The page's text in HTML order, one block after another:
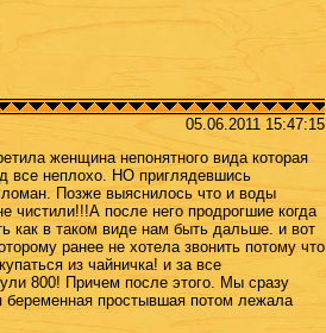
05.06.2011 15:47:15
женщина непонятного вида которая
все неплохо. НО приглядевшись
Позже выяснилось что и воды
чистили!!!А после него продрогшие когда
как в таком виде нам быть дальше. и вот
ранее не хотела звонить потому что
из чайничка! и за все
800! Причем после этого. Мы сразу
простывшая потом лежала